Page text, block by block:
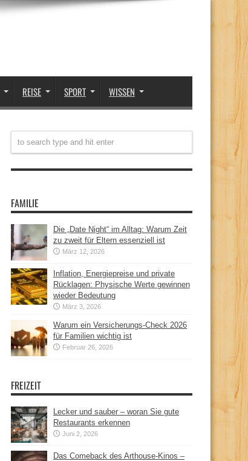
REISE SPORT WISSEN
FAMILIE
Die „Date Night“ im Alltag: Warum Zeit
zu zweit für Eltern essenziell ist
März 12, 2026
Inflation, Energiepreise und private
Rücklagen: Physische Werte gewinnen
wieder Bedeutung
März 3, 2026
Warum ein Versicherungs-Check 2026
für Familien wichtig ist
Februar 26, 2026
FREIZEIT
Lecker und sauber – woran Sie gute
Restaurants erkennen
Juni 2, 2026
Das Comeback des Arthouse-Kinos –